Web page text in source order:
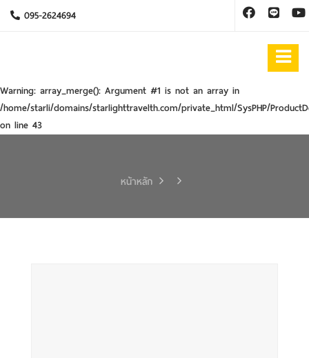
095-2624694
Warning: array_merge(): Argument #1 is not an array in
/home/starli/domains/starlighttravelth.com/private_html/SysPHP/
on line 43
หน้าหลัก